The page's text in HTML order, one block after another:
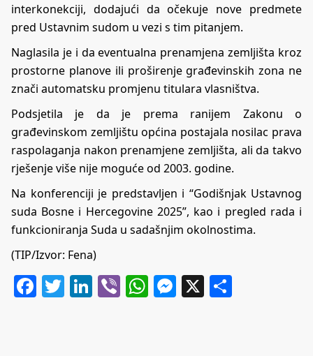
interkonekciji, dodajući da očekuje nove predmete
pred Ustavnim sudom u vezi s tim pitanjem.
Naglasila je i da eventualna prenamjena zemljišta kroz
prostorne planove ili proširenje građevinskih zona ne
znači automatsku promjenu titulara vlasništva.
Podsjetila je da je prema ranijem Zakonu o
građevinskom zemljištu općina postajala nosilac prava
raspolaganja nakon prenamjene zemljišta, ali da takvo
rješenje više nije moguće od 2003. godine.
Na konferenciji je predstavljen i “Godišnjak Ustavnog
suda Bosne i Hercegovine 2025”, kao i pregled rada i
funkcioniranja Suda u sadašnjim okolnostima.
(TIP/Izvor: Fena)
Facebook
Twitter
LinkedIn
ViberWhatsApp
Messenger
X